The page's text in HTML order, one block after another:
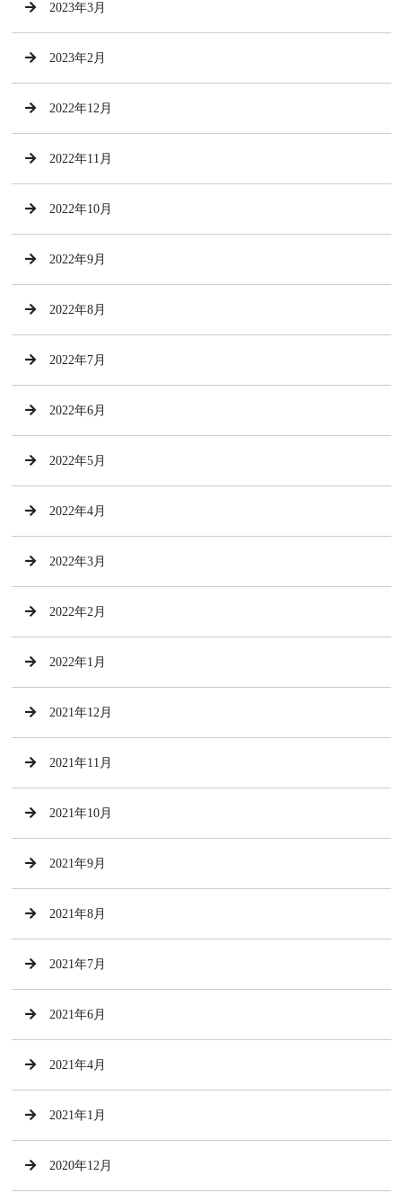
2023年3月
2023年2月
2022年12月
2022年11月
2022年10月
2022年9月
2022年8月
2022年7月
2022年6月
2022年5月
2022年4月
2022年3月
2022年2月
2022年1月
2021年12月
2021年11月
2021年10月
2021年9月
2021年8月
2021年7月
2021年6月
2021年4月
2021年1月
2020年12月